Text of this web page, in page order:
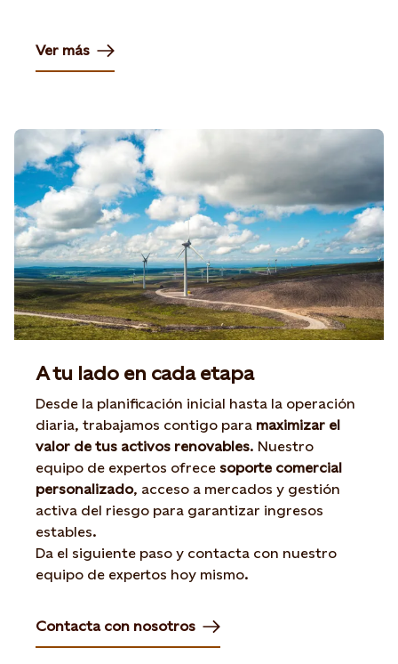
Ver más
A tu lado en cada etapa
Desde la planificación inicial hasta la operación
diaria, trabajamos contigo para maximizar el
valor de tus activos renovables. Nuestro
equipo de expertos ofrece soporte comercial
personalizado, acceso a mercados y gestión
activa del riesgo para garantizar ingresos
estables.
Da el siguiente paso y contacta con nuestro
equipo de expertos hoy mismo.
Contacta con nosotros